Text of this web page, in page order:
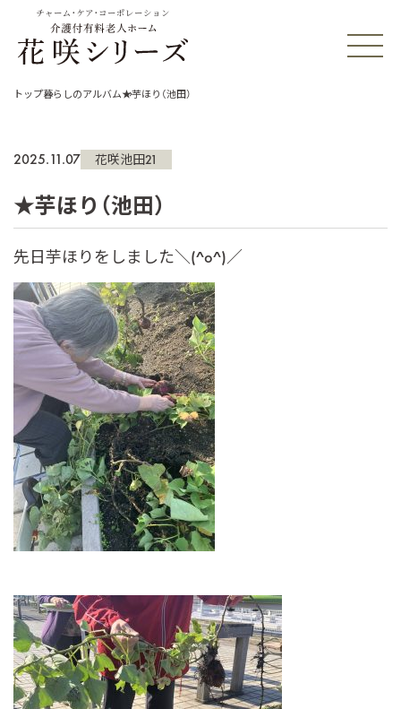
チャーム・ケア・コーポレーション
トップ暮らしのアルバム★芋ほり（池田）
2025.11.07 花咲池田21
★芋ほり（池田）
先日芋ほりをしました＼(^o^)／